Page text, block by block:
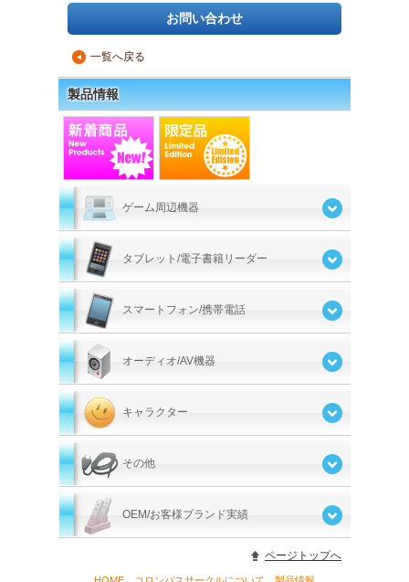
お問い合わせ
▲ 一覧へ戻る
製品情報
ゲーム周辺機器
タブレット/電子書籍リーダー
スマートフォン/携帯電話
オーディオ/AV機器
キャラクター
その他
OEM/お客様ブランド実績
ページトップへ